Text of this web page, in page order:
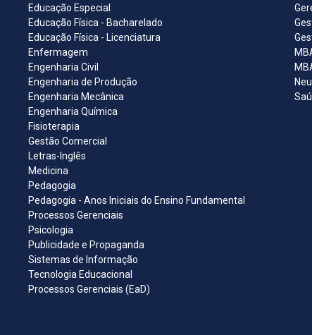
Educação Especial
Educação Física - Bacharelado
Educação Física - Licenciatura
Enfermagem
Engenharia Civil
Engenharia de Produção
Engenharia Mecânica
Engenharia Química
Fisioterapia
Gestão Comercial
Letras-Inglês
Medicina
Pedagogia
Pedagogia - Anos Iniciais do Ensino Fundamental
Processos Gerenciais
Psicologia
Publicidade e Propaganda
Sistemas de Informação
Tecnologia Educacional
Processos Gerenciais (EaD)